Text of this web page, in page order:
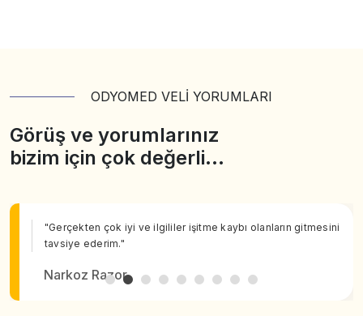
ODYOMED VELİ YORUMLARI
Görüş ve yorumlarınız
bizim için çok değerli…
"Gerçekten çok iyi ve ilgililer işitme kaybı olanların gitmesini
tavsiye ederim."
Narkoz Razor